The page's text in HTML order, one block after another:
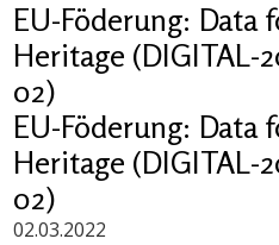
EU-Föderung: Data
Heritage (DIGITAL-
02)
EU-Föderung: Data
Heritage (DIGITAL-
02)
02.03.2022